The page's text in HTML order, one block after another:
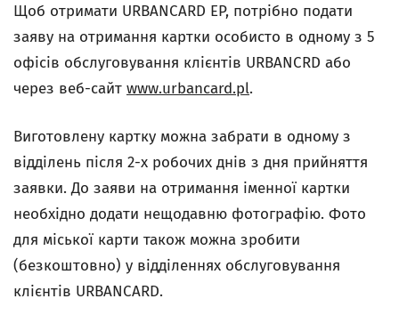
Щоб отримати URBANCARD EP, потрібно подати
заяву на отримання картки особисто в одному з 5
офісів обслуговування клієнтів URBANCRD або
через веб-сайт www.urbancard.pl.
Виготовлену картку можна забрати в одному з
відділень після 2-х робочих днів з дня прийняття
заявки. До заяви на отримання іменної картки
необхідно додати нещодавню фотографію. Фото
для міської карти також можна зробити
(безкоштовно) у відділеннях обслуговування
клієнтів URBANCARD.